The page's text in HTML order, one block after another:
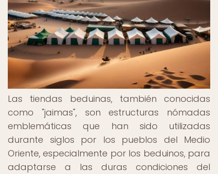
Las tiendas beduinas, también conocidas
como "jaimas", son estructuras nómadas
emblemáticas que han sido utilizadas
durante siglos por los pueblos del Medio
Oriente, especialmente por los beduinos, para
adaptarse a las duras condiciones del